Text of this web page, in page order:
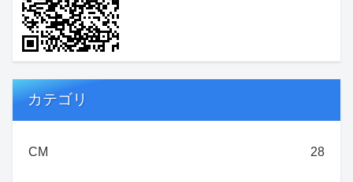
カテゴリ
CM 28